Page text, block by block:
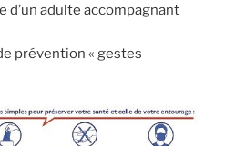
d’un adulte accompagnant
prévention « gestes